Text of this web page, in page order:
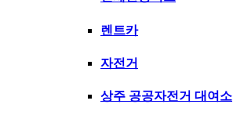
렌트카
자전거
상주 공공자전거 대여소